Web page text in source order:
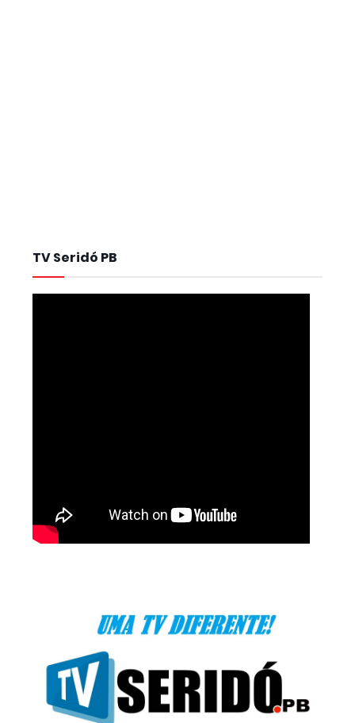
TV Seridó PB